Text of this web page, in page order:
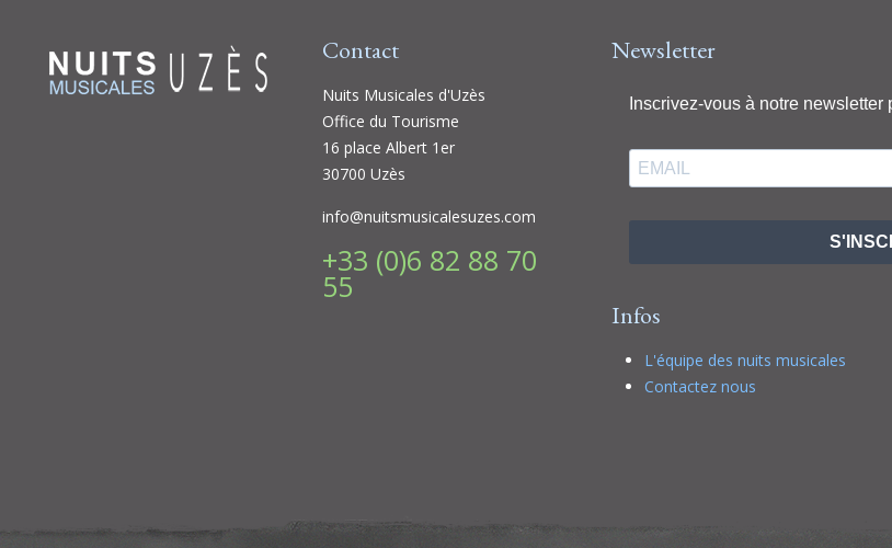
Contact
Nuits Musicales d'Uzès
Office du Tourisme
16 place Albert 1er
30700 Uzès
info@nuitsmusicalesuzes.com
+33 (0)6 82 88 70
55
Newsletter
Inscrivez-vous à notre
Infos
L'équipe des nuits musicales
Contactez nous